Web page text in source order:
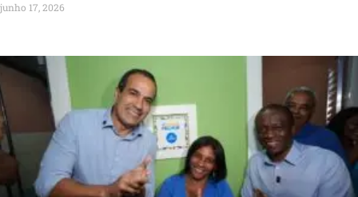
junho 17, 2026